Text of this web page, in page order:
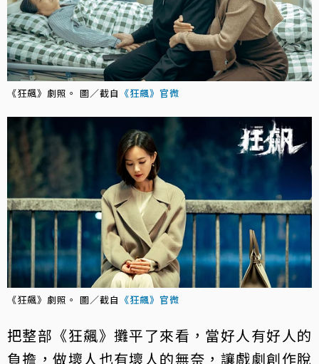
《狂飆》劇照。 圖／截自 《狂飆》官微
《狂飆》劇照。 圖／截自 《狂飆》官微
把整部《狂飆》攤平了來看，當好人有好人的
負擔，做壞人也有壞人的無奈，讓戲劇創作脫